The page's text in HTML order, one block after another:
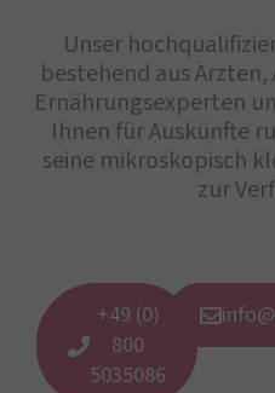
Unser
bestehend aus
Ernährungsexperten
Ihnen für Auskünfte
seine mikroskopisch
zur
+49 (0)
800
5035086